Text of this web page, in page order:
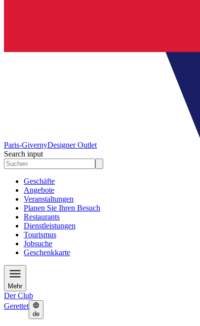
Paris-GivernyDesigner Outlet
Search input
Geschäfte
Angebote
Veranstaltungen
Planen Sie Ihren Besuch
Restaurants
Dienstleistungen
Tourismus
Jobsuche
Geschenkkarte
Mehr
Der Club
Gerettet
de